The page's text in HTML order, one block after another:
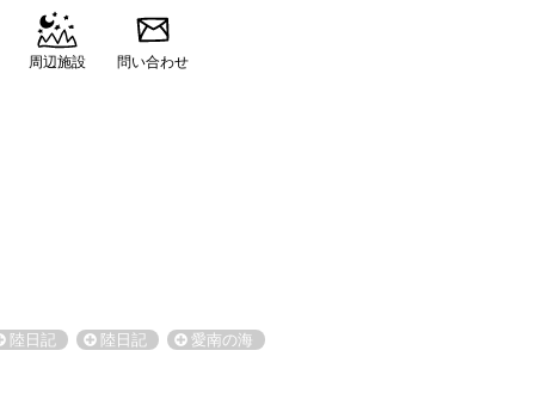
周辺施設 問い合わせ
陸日記 陸日記
愛南の海